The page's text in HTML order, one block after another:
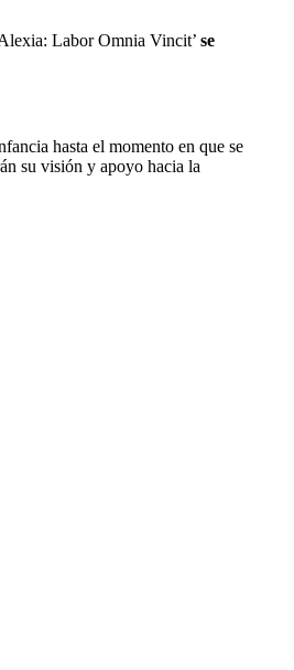
Labor Omnia Vincit’ se
hasta el momento en que se
su visión y apoyo hacia la